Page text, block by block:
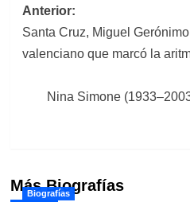
Navegación
de
entradas
Anterior:
Santa Cruz, Miguel
valenciano que marcó la
Nina Simone
Más Biografías
Biografías